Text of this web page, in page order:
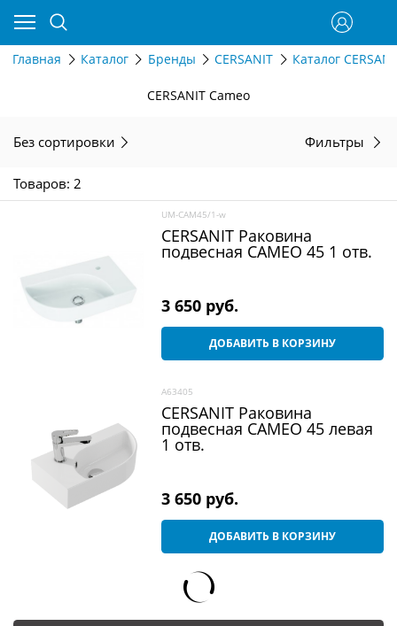
Главная Каталог Бренды CERSANIT Каталог
CERSANIT Cameo
Без сортировки Фильтры
Товаров: 2
UM-CAM45/1-w
CERSANIT Раковина
подвесная CAMEO 45 1 отв.
3 650 руб.
ДОБАВИТЬ В КОРЗИНУ
A63405
CERSANIT Раковина
подвесная CAMEO 45 левая
1 отв.
3 650 руб.
ДОБАВИТЬ В КОРЗИНУ